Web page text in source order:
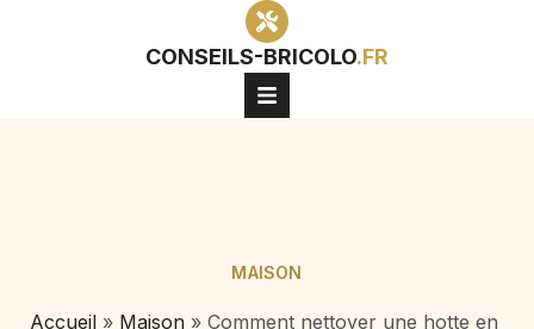
CONSEILS-BRICOLO.FR
MAISON
Accueil » Maison » Comment nettoyer une hotte en